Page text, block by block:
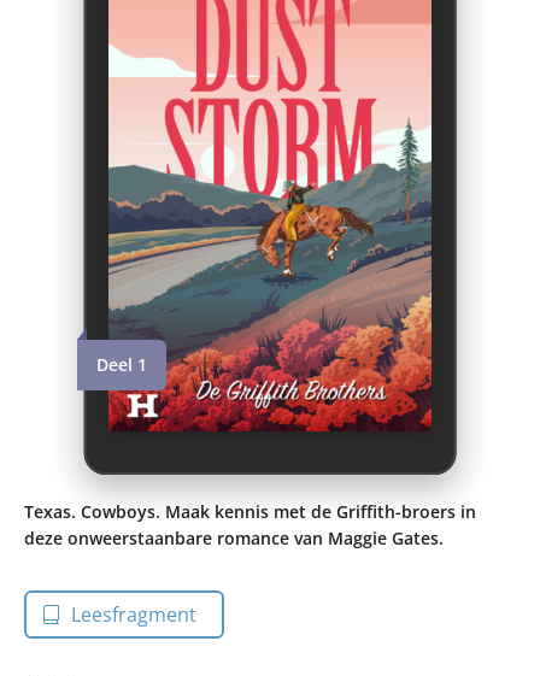
Deel 1
Texas. Cowboys. Maak kennis met de Griffith-broers in
deze onweerstaanbare romance van Maggie Gates.
Leesfragment